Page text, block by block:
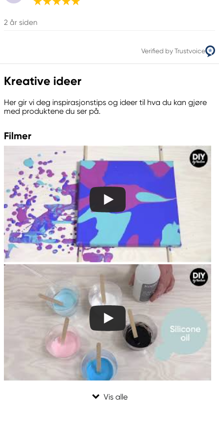
2 år siden
Verified by Trustvoice
Kreative ideer
Her gir vi deg inspirasjonstips og ideer til hva du kan gjøre
med produktene du ser på.
Filmer